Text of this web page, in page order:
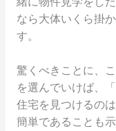
なら大体いくら掛
す。
驚くべきことに、
を選んでいけば、
住宅を見つけるの
簡単であることも示